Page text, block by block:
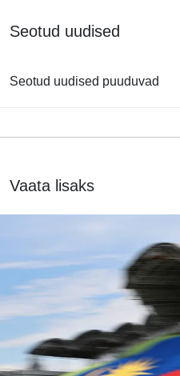
Seotud uudised
Seotud uudised puuduvad
Vaata lisaks